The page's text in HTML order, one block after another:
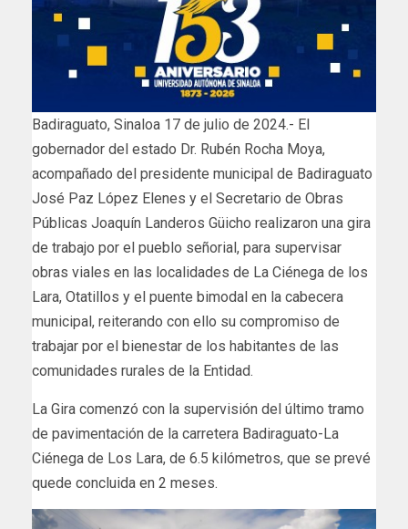
Badiraguato, Sinaloa 17 de julio de 2024.- El
gobernador del estado Dr. Rubén Rocha Moya,
acompañado del presidente municipal de Badiraguato
José Paz López Elenes y el Secretario de Obras
Públicas Joaquín Landeros Güicho realizaron una gira
de trabajo por el pueblo señorial, para supervisar
obras viales en las localidades de La Ciénega de los
Lara, Otatillos y el puente bimodal en la cabecera
municipal, reiterando con ello su compromiso de
trabajar por el bienestar de los habitantes de las
comunidades rurales de la Entidad.
La Gira comenzó con la supervisión del último tramo
de pavimentación de la carretera Badiraguato-La
Ciénega de Los Lara, de 6.5 kilómetros, que se prevé
quede concluida en 2 meses.